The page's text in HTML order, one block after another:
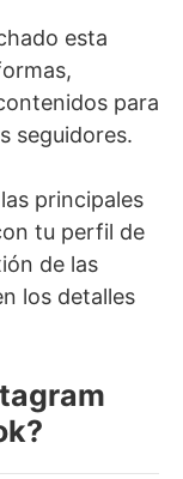
esta
para
seguidores.
principales
tu perfil de
de las
los detalles